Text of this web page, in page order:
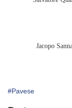
Jacopo
#Pavese